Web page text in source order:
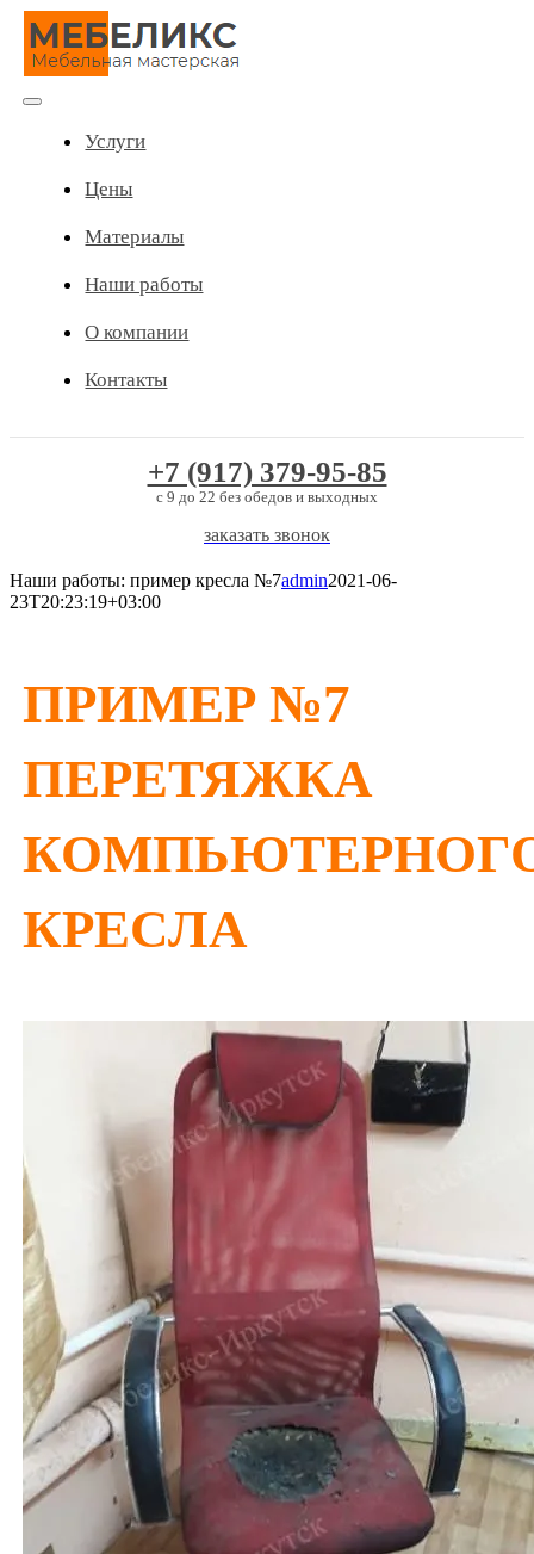
Skip
content
Navigation
Услуги
Цены
Материалы
Наши работы
О компании
Контакты
+7 (917) 379-95-85
c 9 до 22 без обедов и выходных
заказать звонок
Наши работы: пример кресла №7admin2021-06-
23T20:23:19+03:00
ПРИМЕР №7
ПЕРЕТЯЖКА
КРЕСЛА